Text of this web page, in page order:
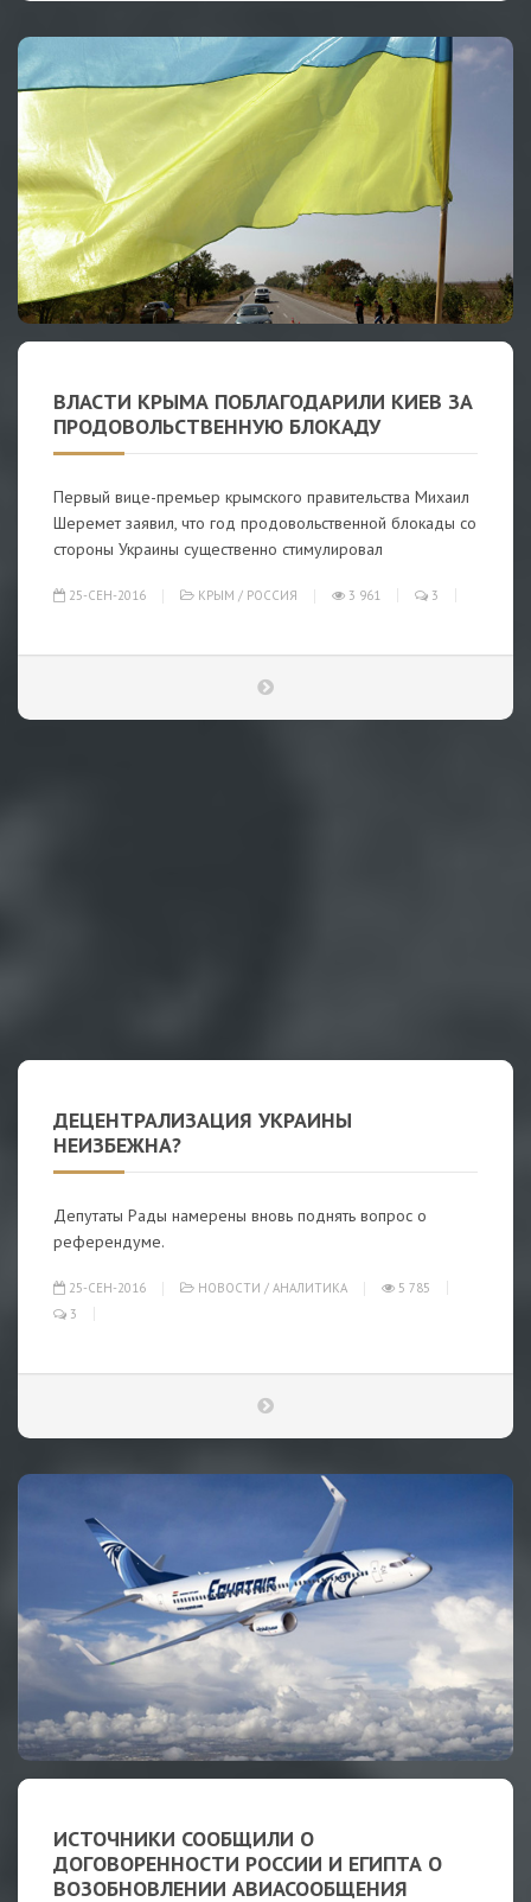
ВЛАСТИ КРЫМА ПОБЛАГОДАРИЛИ КИЕВ ЗА
ПРОДОВОЛЬСТВЕННУЮ БЛОКАДУ
Первый вице-премьер крымского правительства Михаил
Шеремет заявил, что год продовольственной блокады со
стороны Украины существенно стимулировал
25-СЕН-2016 КРЫМ / РОССИЯ 3 961 3
ДЕЦЕНТРАЛИЗАЦИЯ УКРАИНЫ
НЕИЗБЕЖНА?
Депутаты Рады намерены вновь поднять вопрос о
референдуме.
25-СЕН-2016 НОВОСТИ / АНАЛИТИКА
5 785
3
ИСТОЧНИКИ СООБЩИЛИ О
ДОГОВОРЕННОСТИ РОССИИ И ЕГИПТА О
ВОЗОБНОВЛЕНИИ АВИАСООБЩЕНИЯ